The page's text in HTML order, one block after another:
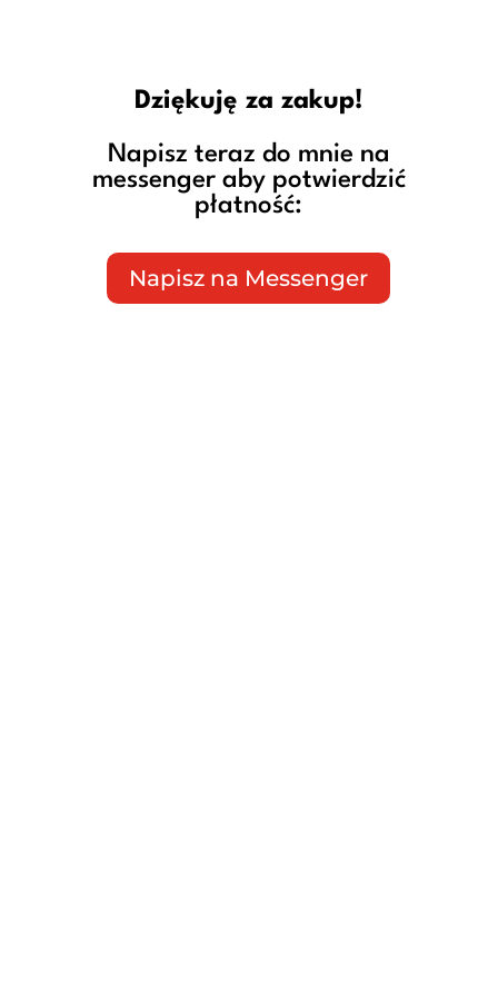
Dziękuję za zakup!
Napisz teraz do mnie na
messenger aby potwierdzić
płatność:
Napisz na Messenger